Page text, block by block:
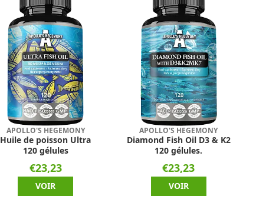
APOLLO'S HEGEMONY
Huile de poisson Ultra
120 gélules
€23,23
VOIR
APOLLO'S HEGEMONY
Diamond Fish Oil D3 & K2
120 gélules.
€23,23
VOIR